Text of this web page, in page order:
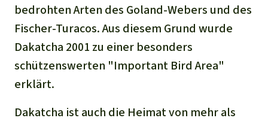
Wilderei
Staudämme
Zement und Beton
bedrohten Arten des Goland-Webers und des
Fischer-Turacos. Aus diesem Grund wurde
Dakatcha 2001 zu einer besonders
schützenswerten "Important Bird Area"
erklärt.
Dakatcha ist auch die Heimat von mehr als